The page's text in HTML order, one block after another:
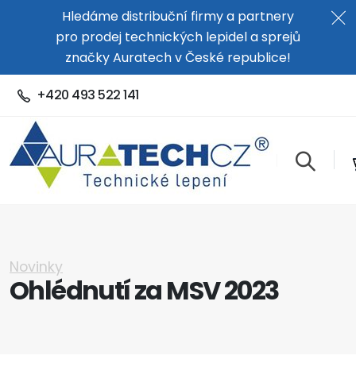
Hledáme distribuční firmy a partnery
pro prodej technických lepidel a sprejů
značky Auratech v České republice!
+420 493 522 141
Ohlédnutí za MSV 2023
Novinky